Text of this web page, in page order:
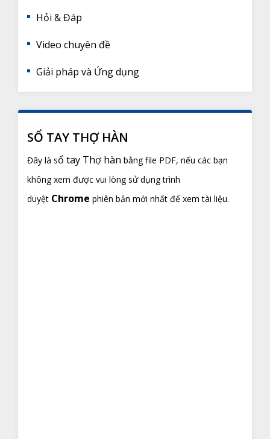
Hỏi & Đáp
Video chuyên đề
Giải pháp và Ứng dụng
SỔ TAY THỢ HÀN
Đây là sổ tay Thợ hàn bằng file PDF, nếu các bạn
không xem được vui lòng sử dụng trình
duyệt Chrome phiên bản mới nhất để xem tài liệu.